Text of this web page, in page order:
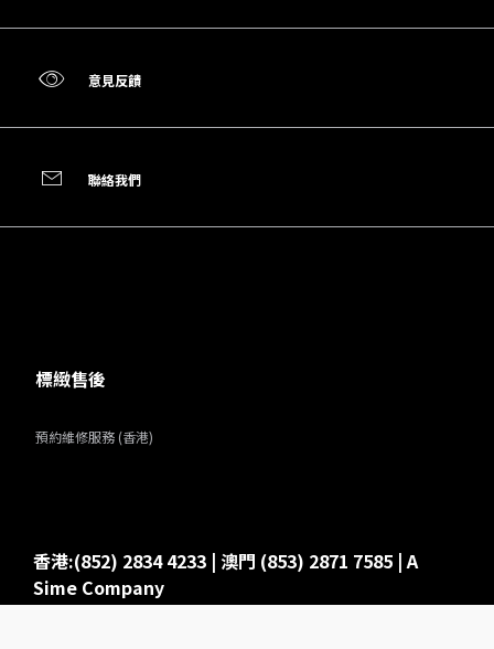
意見反饋
聯絡我們
標緻售後
預約維修服務 (香港)
香港:(852) 2834 4233 | 澳門 (853) 2871 7585 | A
Sime Company